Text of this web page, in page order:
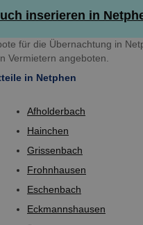
inserieren in
für die Übernachtung in
Vermietern angeboten.
in Netphen
Afholderbach
Hainchen
Grissenbach
Frohnhausen
Eschenbach
Eckmannshausen